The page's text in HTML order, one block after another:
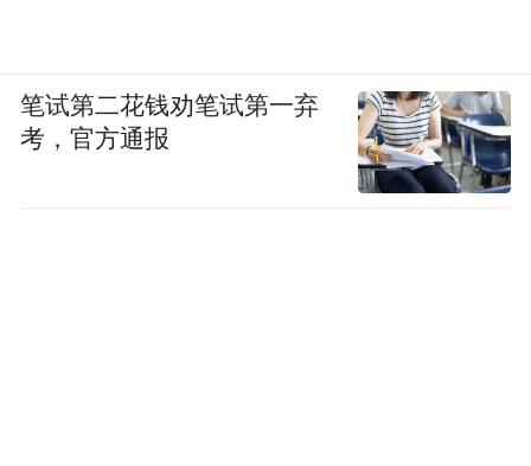
笔试第二花钱劝笔试第一弃
考，官方通报